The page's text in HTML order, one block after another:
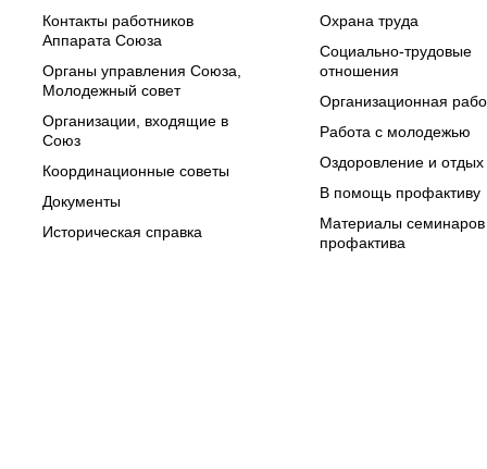
Контакты работников
Аппарата Союза
Органы управления Союза,
Молодежный совет
Организации, входящие в
Союз
Координационные советы
Документы
Историческая справка
Охрана труда
Социально-трудовые
отношения
Организационная
Работа с молодежью
Оздоровление и отдых
В помощь профактиву
Материалы
профактива